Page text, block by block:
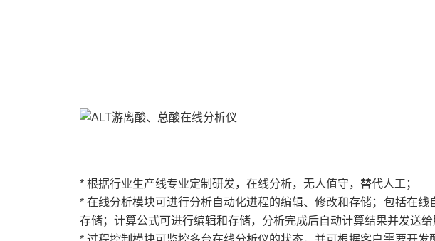
* 根据行业生产线专业定制研发，在线分析，无人值守，替代人工；
* 在线分析模块可进行分析自动化进程的编辑、修改和存储；包括在
存储；计算公式可进行编辑和存储，分析完成后自动计算结果并发送给